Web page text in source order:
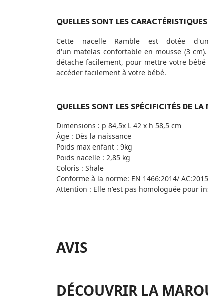
QUELLES SONT LES
Cette nacelle Ramble est dotée
d'un matelas confortable en mousse (3
détache facilement, pour mettre votre
accéder facilement à votre bébé.
QUELLES SONT LES SPÉCIFICITÉS DE
Dimensions : p 84,5x L 42 x h 58,5 cm
Âge : Dès la naissance
Poids max enfant : 9kg
Poids nacelle : 2,85 kg
Coloris : Shale
Conforme à la norme: EN 1466:2014/ AC:2015
Attention : Elle n'est pas homologuée pour
AVIS
DÉCOUVRIR LA